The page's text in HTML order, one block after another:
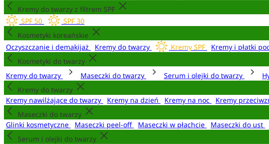
Kremy do twarzy z filtrem SPF
SPF 50
SPF 30
Kosmetyki koreańskie
Oczyszczanie i demakijaż
Kremy do twarzy Kremy SPF Kremy i płatki
Kosmetyki do twarzy
Kremy do twarzy
Maseczki do twarzy Serum i olejki do twarzy
Kremy do twarzy
Kremy nawilżające do twarzy
Kremy na dzień Kremy na noc Kremy
Maseczki do twarzy
Glinki kosmetyczne
Maseczki peel-off Maseczki w płachcie Maseczki do ust
Serum i olejki do twarzy